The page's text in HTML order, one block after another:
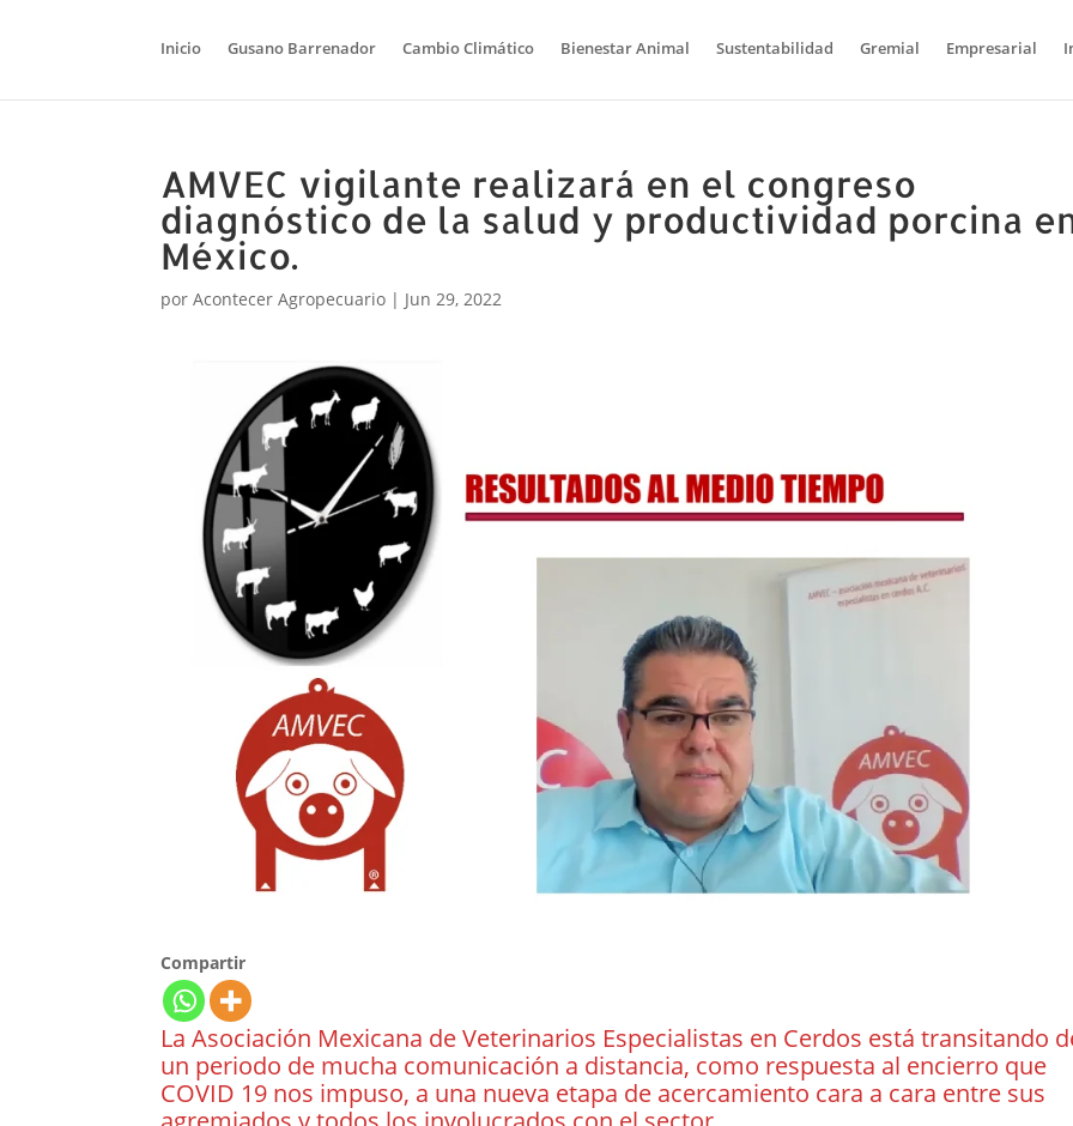
Inicio Gusano Barrenador Cambio Climático Bienestar Animal Sustentabilidad Gremial Empresarial
AMVEC vigilante realizará en el congreso
diagnóstico de la salud y productividad porcina
México.
porAcontecer Agropecuario | Jun 29, 2022
Compartir
La Asociación Mexicana de Veterinarios Especialistas en Cerdos está transitando
un periodo de mucha comunicación a distancia, como respuesta al encierro que
COVID 19 nos impuso, a una nueva etapa de acercamiento cara a cara entre sus